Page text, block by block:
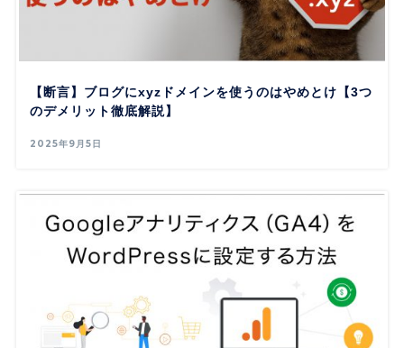
【断言】ブログにxyzドメインを使うのはやめとけ【3つ
のデメリット徹底解説】
2025年9月5日